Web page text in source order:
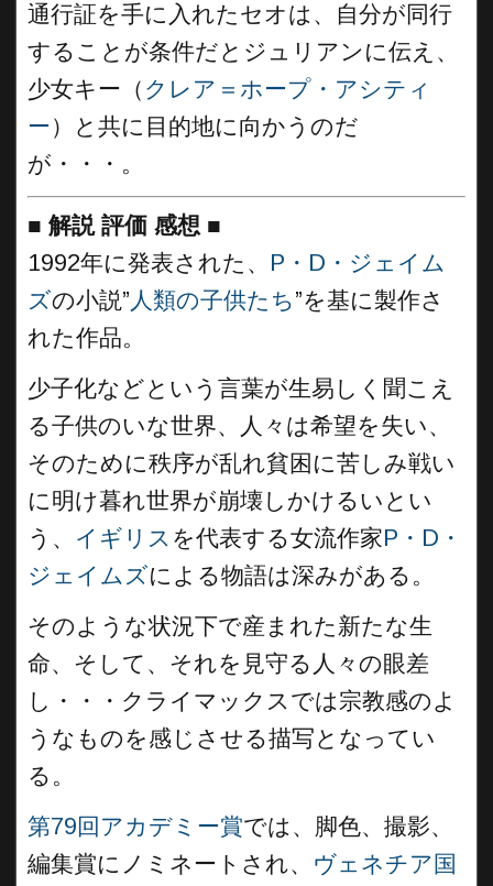
通行証を手に入れたセオは、自分が同行
することが条件だとジュリアンに伝え、
少女キー（ クレア＝ホープ・アシティ
ー）と共に目的地に向かうのだ
が・・・。
■ 解説 評価 感想 ■
1992年に発表された、 P・D・ジェイム
ズの小説” 人類の子供たち”を基に製作さ
れた作品。
少子化などという言葉が生易しく聞こえ
る子供のいな世界、人々は希望を失い、
そのために秩序が乱れ貧困に苦しみ戦い
に明け暮れ世界が崩壊しかけるいとい
う、 イギリス を代表する女流作家P・D・
ジェイムズによる物語は深みがある。
そのような状況下で産まれた新たな生
命、そして、それを見守る人々の眼差
し・・・クライマックスでは宗教感のよ
うなものを感じさせる描写となってい
る。
第79回アカデミー賞では、脚色、撮影、
編集賞にノミネートされ、 ヴェネチア国